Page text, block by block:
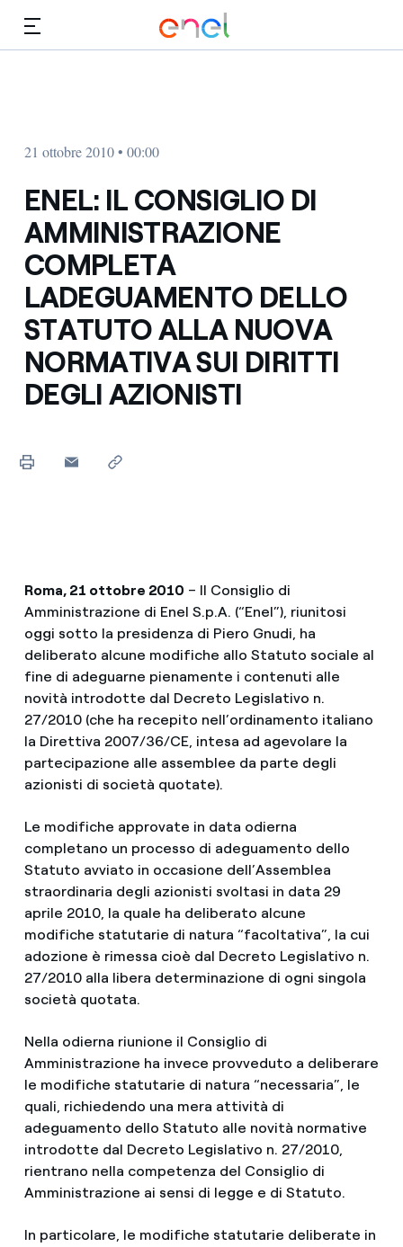
21 ottobre 2010 • 00:00
ENEL: IL CONSIGLIO DI
AMMINISTRAZIONE
COMPLETA
LADEGUAMENTO DELLO
STATUTO ALLA NUOVA
NORMATIVA SUI DIRITTI
DEGLI AZIONISTI
Roma, 21 ottobre 2010 – Il Consiglio di
Amministrazione di Enel S.p.A. (“Enel”), riunitosi
oggi sotto la presidenza di Piero Gnudi, ha
deliberato alcune modifiche allo Statuto sociale al
fine di adeguarne pienamente i contenuti alle
novità introdotte dal Decreto Legislativo n.
27/2010 (che ha recepito nell’ordinamento italiano
la Direttiva 2007/36/CE, intesa ad agevolare la
partecipazione alle assemblee da parte degli
azionisti di società quotate).
Le modifiche approvate in data odierna
completano un processo di adeguamento dello
Statuto avviato in occasione dell’Assemblea
straordinaria degli azionisti svoltasi in data 29
aprile 2010, la quale ha deliberato alcune
modifiche statutarie di natura “facoltativa”, la cui
adozione è rimessa cioè dal Decreto Legislativo n.
27/2010 alla libera determinazione di ogni singola
società quotata.
Nella odierna riunione il Consiglio di
Amministrazione ha invece provveduto a deliberare
le modifiche statutarie di natura “necessaria”, le
quali, richiedendo una mera attività di
adeguamento dello Statuto alle novità normative
introdotte dal Decreto Legislativo n. 27/2010,
rientrano nella competenza del Consiglio di
Amministrazione ai sensi di legge e di Statuto.
In particolare, le modifiche statutarie deliberate in